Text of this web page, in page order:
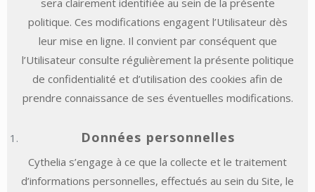
sera clairement identifiée au sein de la présente
politique. Ces modifications engagent l’Utilisateur dès
leur mise en ligne. Il convient par conséquent que
l’Utilisateur consulte régulièrement la présente politique
de confidentialité et d’utilisation des cookies afin de
prendre connaissance de ses éventuelles modifications.
Données personnelles
Cythelia s’engage à ce que la collecte et le traitement
d’informations personnelles, effectués au sein du Site, le